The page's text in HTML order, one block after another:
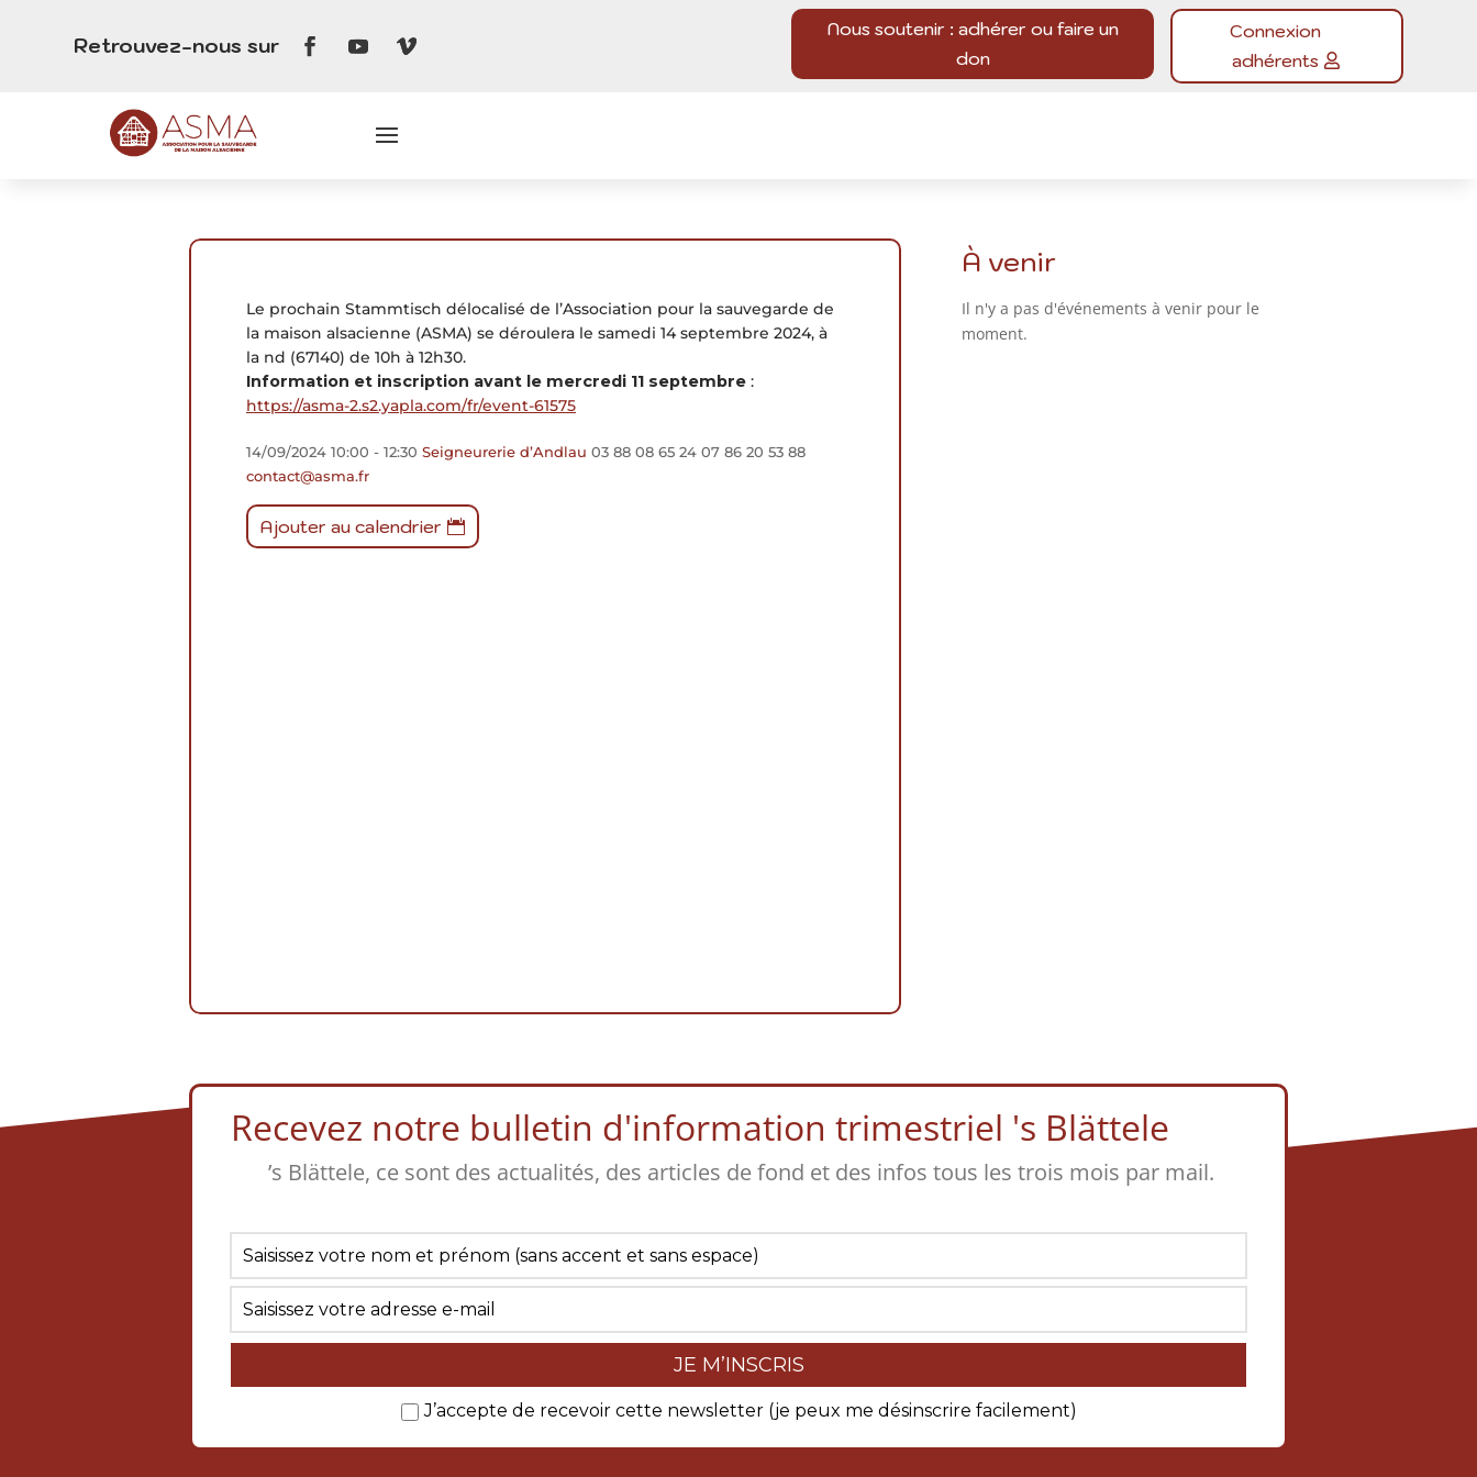
Retrouvez-nous sur
Nous soutenir : adhérer ou faire un
don
Connexion
adhérents
Le prochain Stammtisch délocalisé de l’Association pour la sauvegarde de
la maison alsacienne (ASMA) se déroulera le samedi 14 septembre 2024, à
la nd (67140) de 10h à 12h30.
Information et inscription avant le mercredi 11 septembre :
https://asma-2.s2.yapla.com/fr/event-61575
14/09/2024 10:00 - 12:30 Seigneurerie d’Andlau 03 88 08 65 24 07 86 20 53 88
contact@asma.fr
Ajouter au calendrier
À venir
Il n'y a pas d'événements à venir pour le
moment.
Recevez notre bulletin d'information trimestriel 's Blättele
’s Blättele, ce sont des actualités, des articles de fond et des infos tous les trois mois par mail.
J’accepte de recevoir cette newsletter (je peux me désinscrire facilement)